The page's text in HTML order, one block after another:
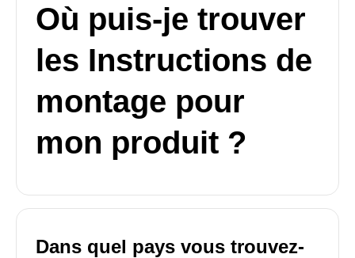
Où puis-je trouver
les Instructions de
montage pour
mon produit ?
Dans quel pays vous trouvez-